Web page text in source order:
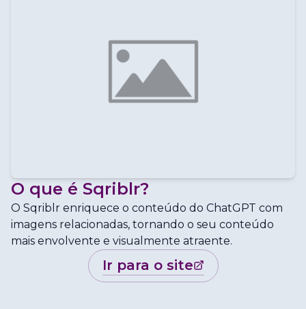
O que é Sqriblr?
O Sqriblr enriquece o conteúdo do ChatGPT com
imagens relacionadas, tornando o seu conteúdo
mais envolvente e visualmente atraente.
ir para o site